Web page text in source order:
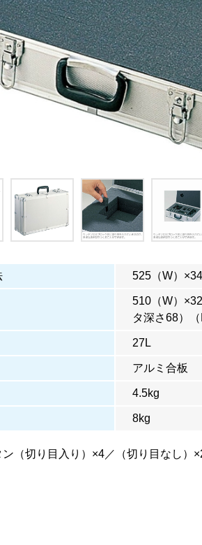
525（W）
510（W）
タ深さ68）
27L
アルミ合板
4.5kg
8kg
（切り目入り）×4／（切り目なし）